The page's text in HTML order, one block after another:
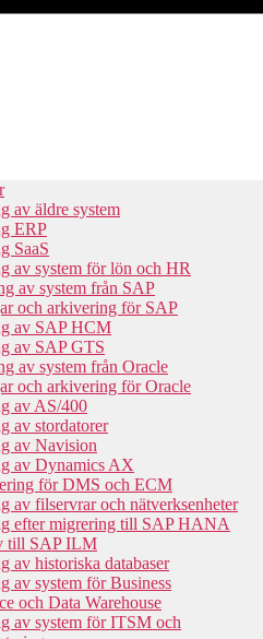
av äldre system
ERP
SaaS
av system för lön och HR
av system från SAP
och arkivering för SAP
av SAP HCM
av SAP GTS
av system från Oracle
och arkivering för Oracle
av AS/400
av stordatorer
av Navision
av Dynamics AX
för DMS och ECM
av filservrar och nätverksenheter
efter migrering till SAP HANA
till SAP ILM
av historiska databaser
av system för Business
och Data Warehouse
av system för ITSM och